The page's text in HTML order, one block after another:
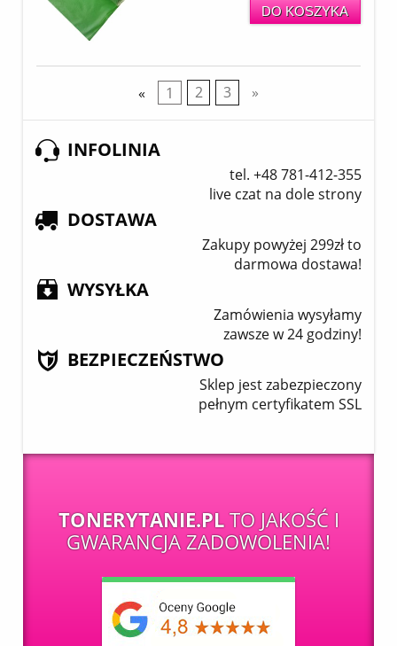
DO KOSZYKA
« 1 2 3 »
INFOLINIA
tel. +48 781-412-355
live czat na dole strony
DOSTAWA
Zakupy powyżej 299zł to
darmowa dostawa!
WYSYŁKA
Zamówienia wysyłamy
zawsze w 24 godziny!
BEZPIECZEŃSTWO
Sklep jest zabezpieczony
pełnym certyfikatem SSL
TONERYTANIE.PLTO JAKOŚĆ I
GWARANCJA ZADOWOLENIA!